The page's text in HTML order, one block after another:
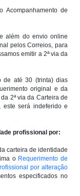
Acompanhamento de
além do envio online
pelos Correios, para
emitir a 2ª via da
de até 30 (trinta) dias
original e da
2ª via da Carteira de
este será indeferido e
profissional por:
carteira de identidade
o Requerimento de
por alteração
especificados no